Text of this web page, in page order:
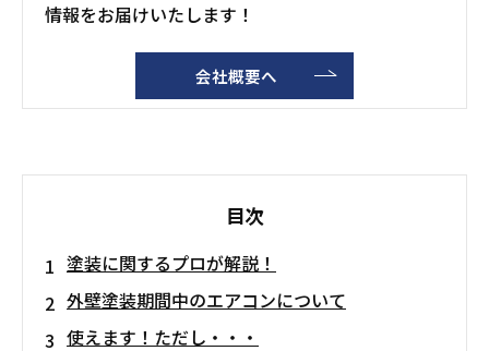
情報をお届けいたします！
会社概要へ
目次
塗装に関するプロが解説！
外壁塗装期間中のエアコンについて
使えます！ただし・・・